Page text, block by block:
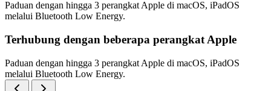
Paduan dengan hingga 3 perangkat Apple di macOS, iPadOS
melalui Bluetooth Low Energy.
Terhubung dengan beberapa perangkat Apple
Paduan dengan hingga 3 perangkat Apple di macOS, iPadOS
melalui Bluetooth Low Energy.